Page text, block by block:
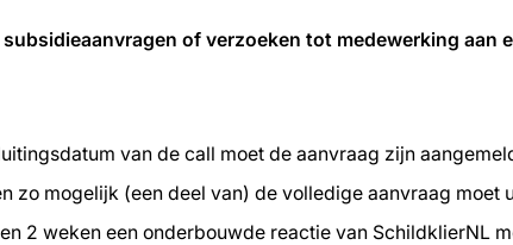
of verzoeken tot medewerking aan
van de call moet de aanvraag zijn
zo mogelijk (een deel van) de volledige aanvraag
2 weken een onderbouwde reactie van SchildklierNL